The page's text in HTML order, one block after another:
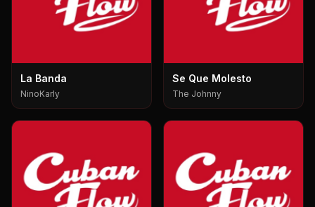
La Banda
NinoKarly
Se Que Molesto
The Johnny